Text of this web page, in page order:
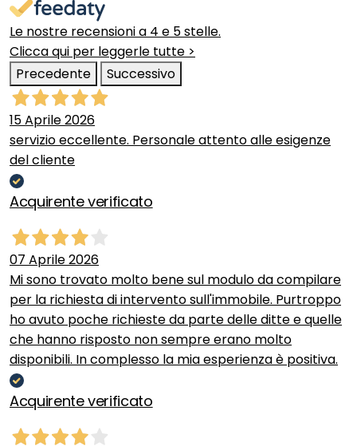
Le nostre recensioni a 4 e 5 stelle.
Clicca qui per leggerle tutte >
Precedente
Successivo
15 Aprile 2026
servizio eccellente. Personale attento alle esigenze
del cliente
Acquirente verificato
07 Aprile 2026
Mi sono trovato molto bene sul modulo da compilare
per la richiesta di intervento sull'immobile. Purtroppo
ho avuto poche richieste da parte delle ditte e quelle
che hanno risposto non sempre erano molto
disponibili. In complesso la mia esperienza è positiva.
Acquirente verificato